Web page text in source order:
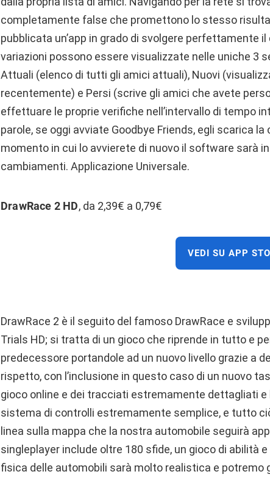
completamente false che promettono lo stesso
pubblicata un’app in grado di svolgere perfettamente
variazioni possono essere visualizzate nelle uniche 3
Attuali (elenco di tutti gli amici attuali), Nuovi
recentemente) e Persi (scrive gli amici che avete
effettuare le proprie verifiche nell’intervallo di tempo
parole, se oggi avviate Goodbye Friends, egli scarica
momento in cui lo avvierete di nuovo il software sarà
cambiamenti. Applicazione Universale.
DrawRace 2 HD, da 2,39€ a 0,79€
VEDI SU APP
DrawRace 2 è il seguito del famoso DrawRace e
Trials HD; si tratta di un gioco che riprende in tutto e
predecessore portandole ad un nuovo livello grazie a
rispetto, con l’inclusione in questo caso di un nuovo
gioco online e dei tracciati estremamente dettagliati e
sistema di controlli estremamente semplice, e tutto
linea sulla mappa che la nostra automobile seguirà
singleplayer include oltre 180 sfide, un gioco di abilità
fisica delle automobili sarà molto realistica e potremo